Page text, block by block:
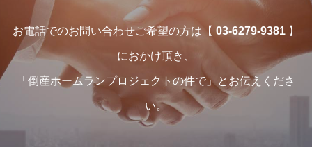
お電話でのお問い合わせご希望の方は【 03-6279-9381 】
におかけ頂き、
「倒産ホームランプロジェクトの件で」とお伝えくださ
い。